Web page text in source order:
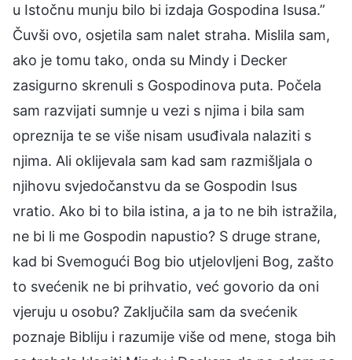
u Istočnu munju bilo bi izdaja Gospodina Isusa.”
Čuvši ovo, osjetila sam nalet straha. Mislila sam,
ako je tomu tako, onda su Mindy i Decker
zasigurno skrenuli s Gospodinova puta. Počela
sam razvijati sumnje u vezi s njima i bila sam
opreznija te se više nisam usuđivala nalaziti s
njima. Ali oklijevala sam kad sam razmišljala o
njihovu svjedočanstvu da se Gospodin Isus
vratio. Ako bi to bila istina, a ja to ne bih istražila,
ne bi li me Gospodin napustio? S druge strane,
kad bi Svemogući Bog bio utjelovljeni Bog, zašto
to svećenik ne bi prihvatio, već govorio da oni
vjeruju u osobu? Zaključila sam da svećenik
poznaje Bibliju i razumije više od mene, stoga bih